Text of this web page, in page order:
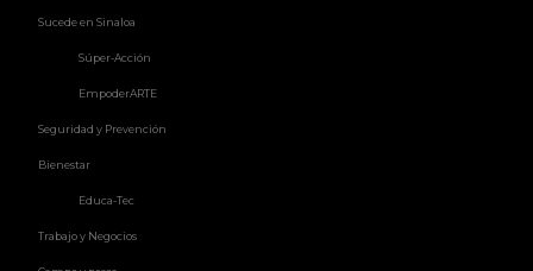
Sucede en Sinaloa
Súper-Acción
EmpoderARTE
Seguridad y Prevención
Bienestar
Educa-Tec
Trabajo y Negocios